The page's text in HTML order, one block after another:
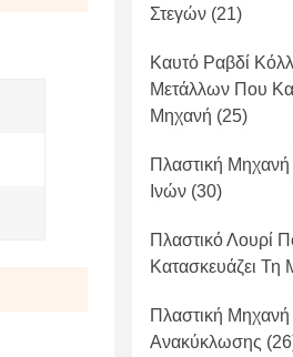
Στεγών (21)
Καυτό Ραβδί
Μετάλλων Που
Μηχανή (25)
Πλαστική
Ινών (30)
Πλαστικό Λουρί
Κατασκευάζει Τη
Πλαστική
Ανακύκλωσης